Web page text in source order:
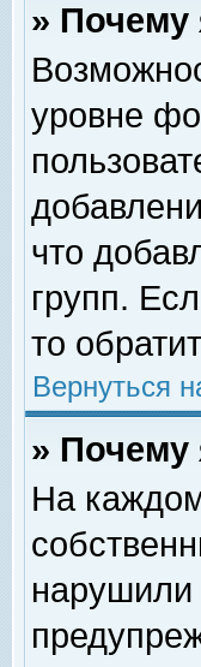
» Почему
уровне
что
групп.
то
Вернуться
» Почему
На
нарушили